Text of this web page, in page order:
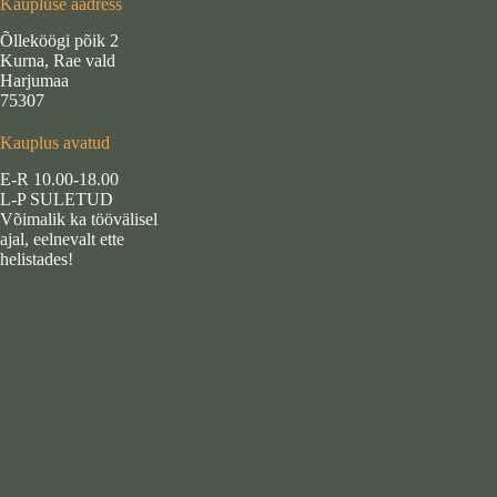
Kaupluse aadress
Õlleköögi põik 2
Kurna, Rae vald
Harjumaa
75307
Kauplus avatud
E-R 10.00-18.00
L-P SULETUD
Võimalik ka töövälisel
ajal, eelnevalt ette
helistades!